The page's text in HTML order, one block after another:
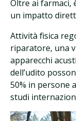
Oltre ai farmaci,
un impatto
Attività fisica
riparatore, una
apparecchi
dell’udito
50% in persone
studi